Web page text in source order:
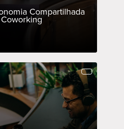
Compartilhada